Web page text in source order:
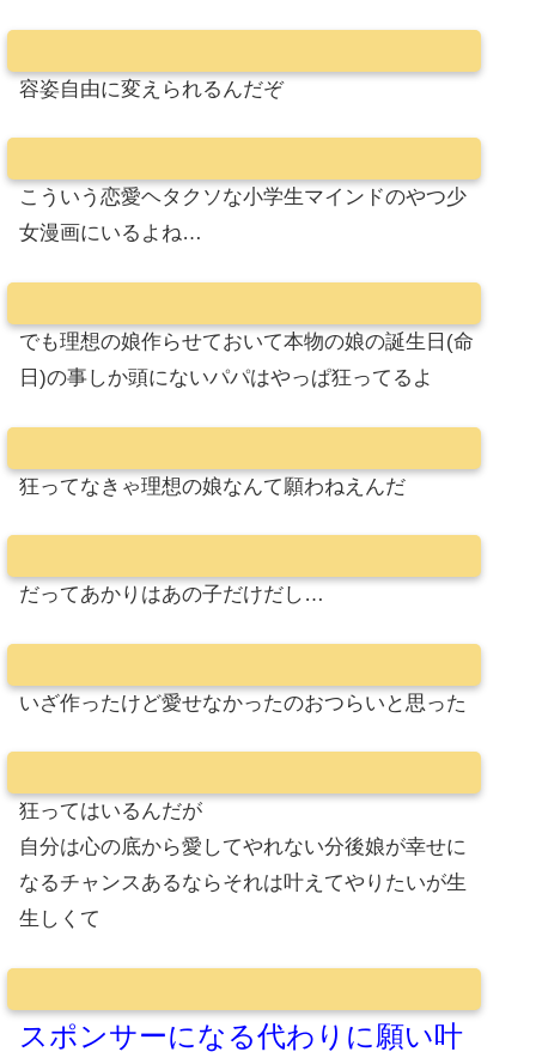
容姿自由に変えられるんだぞ
こういう恋愛ヘタクソな小学生マインドのやつ少
女漫画にいるよね…
でも理想の娘作らせておいて本物の娘の誕生日(命
日)の事しか頭にないパパはやっぱ狂ってるよ
狂ってなきゃ理想の娘なんて願わねえんだ
だってあかりはあの子だけだし…
いざ作ったけど愛せなかったのおつらいと思った
狂ってはいるんだが
自分は心の底から愛してやれない分後娘が幸せに
なるチャンスあるならそれは叶えてやりたいが生
生しくて
スポンサーになる代わりに願い叶